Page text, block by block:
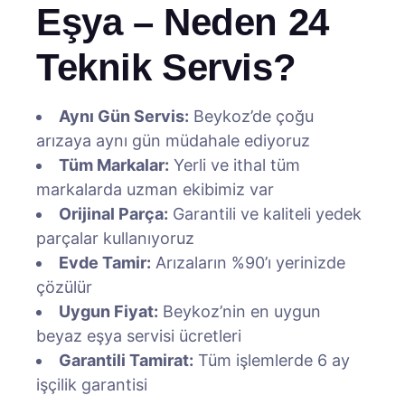
Eşya – Neden 24
Teknik Servis?
Aynı Gün Servis: Beykoz’de çoğu
arızaya aynı gün müdahale ediyoruz
Tüm Markalar: Yerli ve ithal tüm
markalarda uzman ekibimiz var
Orijinal Parça: Garantili ve kaliteli yedek
parçalar kullanıyoruz
Evde Tamir: Arızaların %90’ı yerinizde
çözülür
Uygun Fiyat: Beykoz’nin en uygun
beyaz eşya servisi ücretleri
Garantili Tamirat: Tüm işlemlerde 6 ay
işçilik garantisi